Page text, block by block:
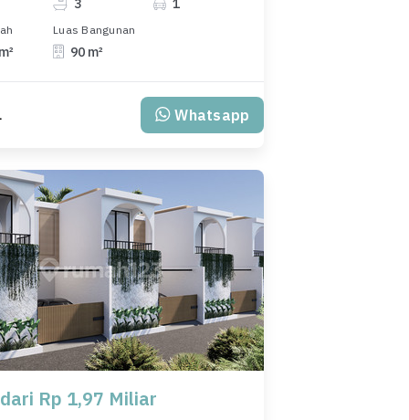
3 1
Luas Bangunan
90 m²
Whatsapp
Rp 1,97 Miliar